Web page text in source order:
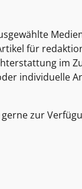
für
im
individuelle
zur